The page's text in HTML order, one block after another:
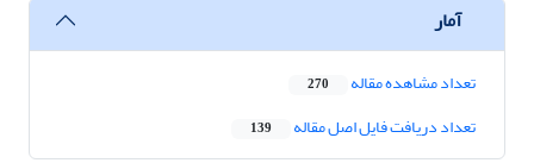
آمار
تعداد مشاهده مقاله 270
تعداد دریافت فایل اصل مقاله 139